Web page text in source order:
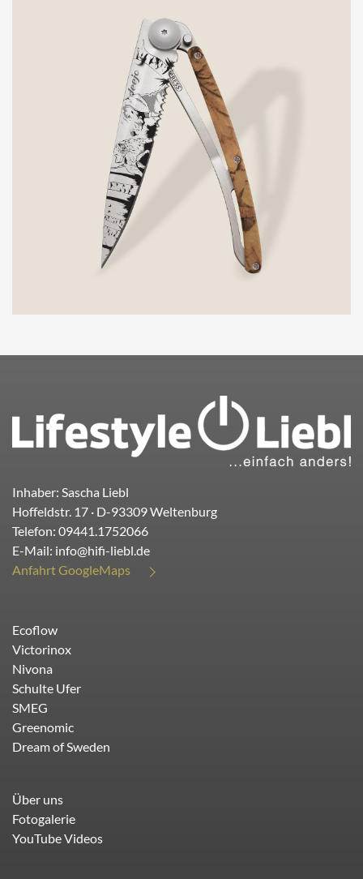
Inhaber: Sascha Liebl
Hoffeldstr. 17 · D-93309Weltenburg
Telefon: 09441.1752066
E-Mail: info@hifi-liebl.de
Anfahrt GoogleMaps
Ecoflow
Victorinox
Nivona
Schulte Ufer
SMEG
Greenomic
Dream of Sweden
Über uns
Fotogalerie
YouTube Videos